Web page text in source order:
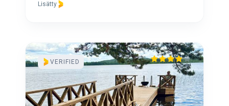
Lisätty
VERIFIED